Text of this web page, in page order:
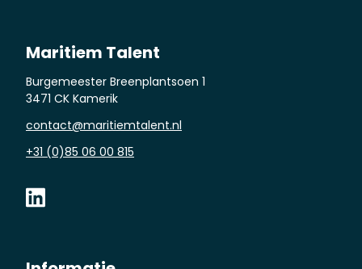
Maritiem Talent
Burgemeester Breenplantsoen 1
3471 CK Kamerik
contact@maritiemtalent.nl
+31 (0)85 06 00 815